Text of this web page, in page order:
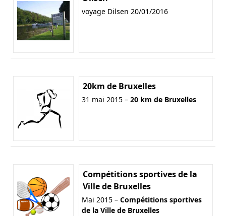
voyage Dilsen 20/01/2016
20km de Bruxelles
31 mai 2015 – 20 km de Bruxelles
Compétitions sportives de la
Ville de Bruxelles
Mai 2015 – Compétitions sportives
de la Ville de Bruxelles